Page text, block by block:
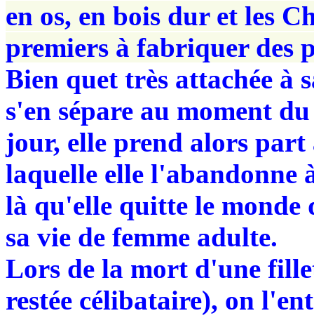
en os, en bois dur et les
premiers à fabriquer des
Bien quet très attachée à
s'en sépare au moment
jour, elle prend alors part
laquelle elle l'abandonne
là qu'elle quitte le monde
sa vie de femme adulte.
Lors de la mort d'une
restée célibataire), on